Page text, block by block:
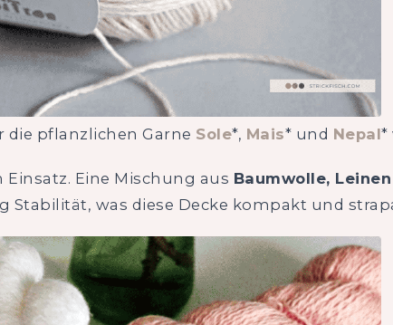
pflanzlichen Garne Sole*, Mais* und Nepal*
Eine Mischung aus Baumwolle, Leinen
Stabilität, was diese Decke kompakt und